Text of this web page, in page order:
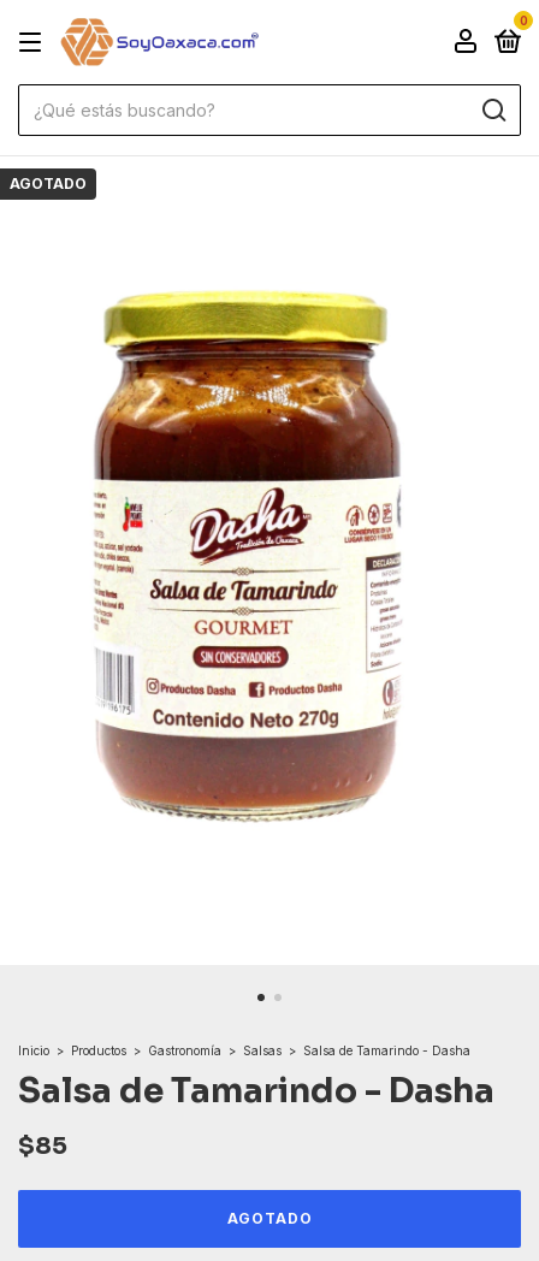
0
AGOTADO
Inicio > Productos > Gastronomía > Salsas > Salsa de Tamarindo - Dasha
Salsa de Tamarindo - Dasha
$85